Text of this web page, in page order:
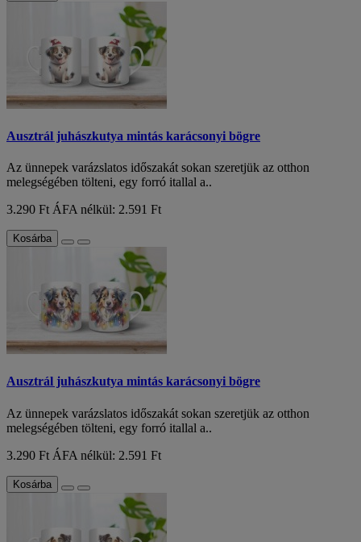
Ausztrál juhászkutya mintás karácsonyi bögre
Az ünnepek varázslatos időszakát sokan szeretjük az otthon
melegségében tölteni, egy forró itallal a..
3.290 Ft ÁFA nélkül: 2.591 Ft
Kosárba
Ausztrál juhászkutya mintás karácsonyi bögre
Az ünnepek varázslatos időszakát sokan szeretjük az otthon
melegségében tölteni, egy forró itallal a..
3.290 Ft ÁFA nélkül: 2.591 Ft
Kosárba